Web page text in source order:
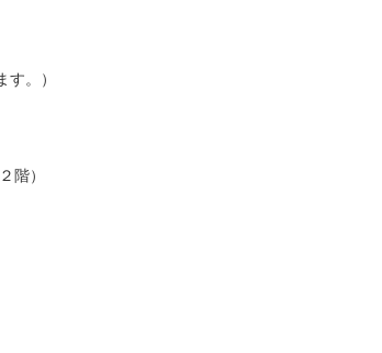
。）
階）